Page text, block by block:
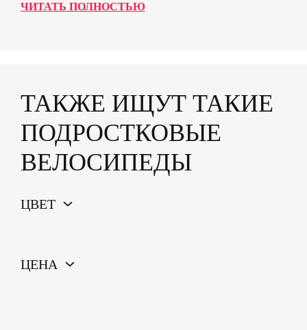
ЧИТАТЬ ПОЛНОСТЬЮ
ТАКЖЕ ИЩУТ ТАКИЕ
ПОДРОСТКОВЫЕ
ВЕЛОСИПЕДЫ
ЦВЕТ
ЦЕНА